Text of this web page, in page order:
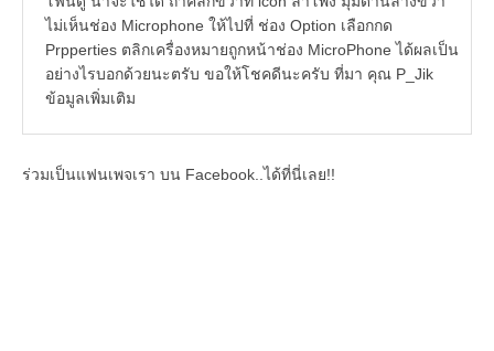
ไม่เห็นช่อง Microphone ให้ไปที่ ช่อง Option เลือกกด
Prpperties ตลิกเครื่องหมายถูกหน้าช่อง MicroPhone ได้ผลเป็น
อย่างไรบอกด้วยนะตรับ ขอให้โชคดีนะครับ ที่มา คุณ P_Jik
ข้อมูลเพิ่มเติม
ร่วมเป็นแฟนเพจเรา บน Facebook..ได้ที่นี่เลย!!